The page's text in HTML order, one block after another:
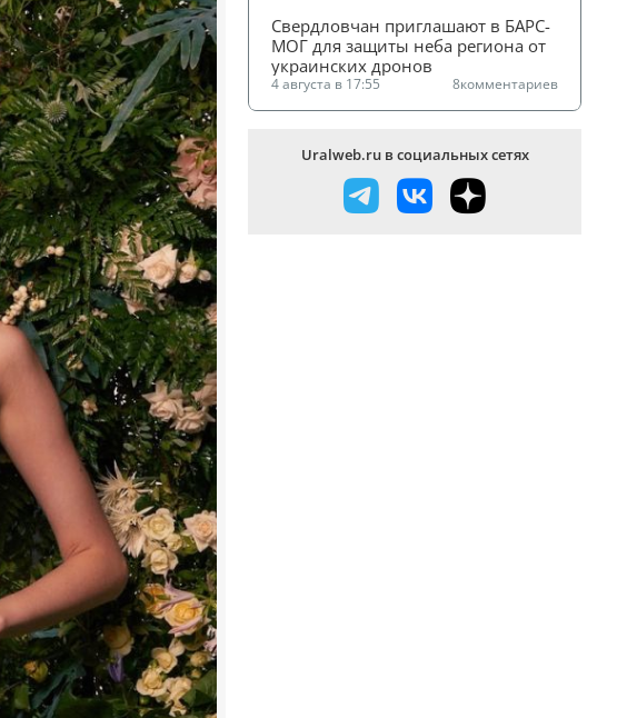
Свердловчан приглашают в БАРС-
МОГ для защиты неба региона от
украинских дронов
4 августа в 17:55 8комментариев
Uralweb.ru в социальных сетях